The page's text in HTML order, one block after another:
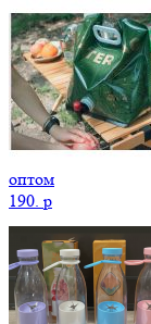
оптом
190. p